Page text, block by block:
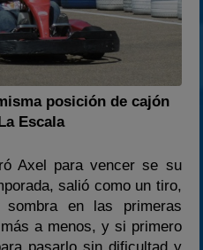
posición de cajón
Escala
Axel para vencer se su
salió como un tiro,
en las primeras
a menos, y si primero